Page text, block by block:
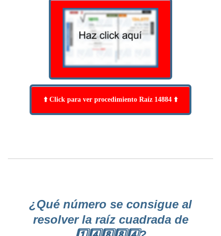
⬆️ Click para ver procedimiento Raíz 14884 ⬆️
¿Qué número se consigue al
resolver la raíz cuadrada de